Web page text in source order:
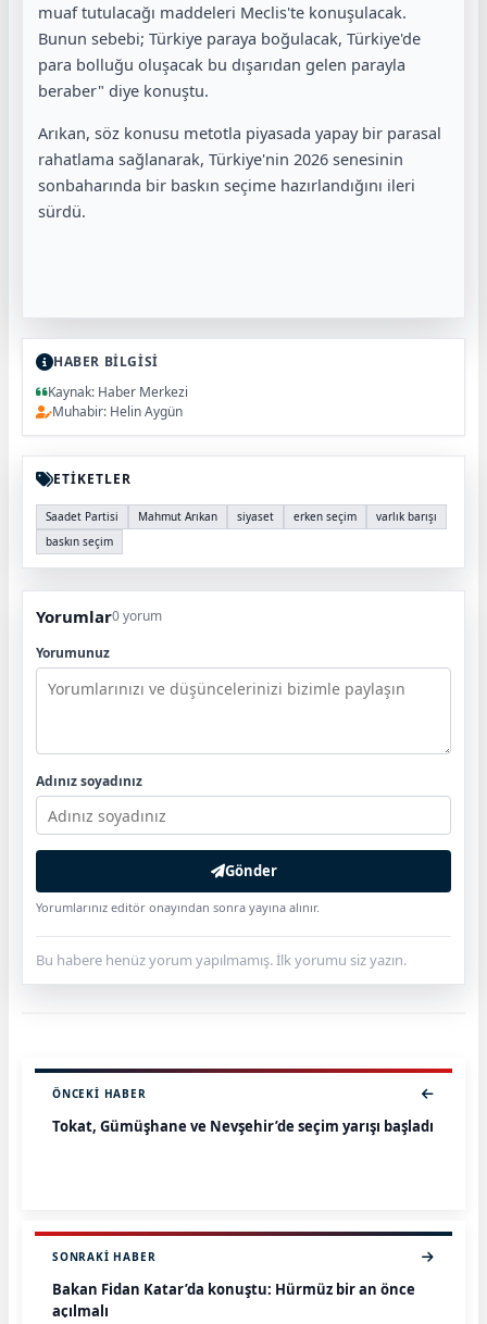
muaf tutulacağı maddeleri Meclis'te konuşulacak.
Bunun sebebi; Türkiye paraya boğulacak, Türkiye'de
para bolluğu oluşacak bu dışarıdan gelen parayla
beraber" diye konuştu.
Arıkan, söz konusu metotla piyasada yapay bir parasal
rahatlama sağlanarak, Türkiye'nin 2026 senesinin
sonbaharında bir baskın seçime hazırlandığını ileri
sürdü.
HABER BİLGİSİ
Kaynak: Haber Merkezi
Muhabir: Helin Aygün
ETİKETLER
Saadet Partisi Mahmut Arıkan siyaset erken seçim
varlık barışı
baskın seçim
Yorumlar0 yorum
Yorumunuz
Adınız soyadınız
Gönder
Yorumlarınız editör onayından sonra yayına alınır.
Bu habere henüz yorum yapılmamış. İlk yorumu siz yazın.
ÖNCEKI HABER
Tokat, Gümüşhane ve Nevşehir’de seçim yarışı başladı
SONRAKI HABER
Bakan Fidan Katar’da konuştu: Hürmüz bir an önce
açılmalı